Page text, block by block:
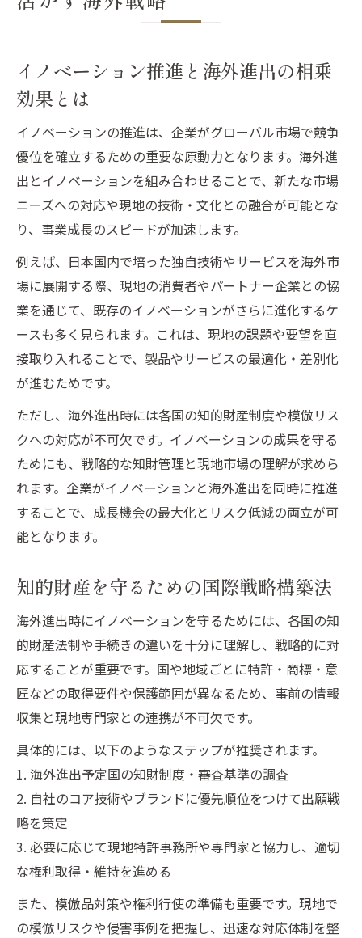
知的財産推進計画を活用した国際展開の秘訣
海外進出で役立つ知財推進計画の実践例
イノベーション促進のための知財活用戦略
グローバル展開に不可欠な知財推進手法
企業の海外進出で避けたい知的財産リスク
海外進出時に多い知的財産リスクの実態
イノベーションを守るリスク管理の要点
知的財産権国際問題事例から学ぶ対策法
模倣品対策と知的財産侵害リスクの最前線
知財リスクを回避する海外戦略の基本
海外進出なら知的財産戦略本部の活用が鍵
知的財産戦略本部の活用で海外進出を加速
知財戦略本部メンバーによる支援の実態
海外進出時に役立つ知財戦略本部の機能
イノベーション推進と戦略本部の連携方法
知的財産戦略本部の専門サポート活用法
知的財産権の国際取得がもたらす競争優位性
国際特許取得でイノベーションを守る方法
競争優位性を高める知財国際戦略の実際
海外進出時の知財権取得手続きの流れ
知的財産権取得が海外展開に与える影響
国際展開で求められるイノベーション保護の視
点
海外でのイノベーション保護の重要性再考
知的財産基本法を活かした国際保護戦略
現地法規制に対応した知財保護の工夫
海外進出とイノベーション保護の両立方法
イノベーション推進と海外進出の相乗
効果とは
イノベーションの推進は、企業がグローバル市場で競争
優位を確立するための重要な原動力となります。海外進
出とイノベーションを組み合わせることで、新たな市場
ニーズへの対応や現地の技術・文化との融合が可能とな
り、事業成長のスピードが加速します。
例えば、日本国内で培った独自技術やサービスを海外市
場に展開する際、現地の消費者やパートナー企業との協
業を通じて、既存のイノベーションがさらに進化するケ
ースも多く見られます。これは、現地の課題や要望を直
接取り入れることで、製品やサービスの最適化・差別化
が進むためです。
ただし、海外進出時には各国の知的財産制度や模倣リス
クへの対応が不可欠です。イノベーションの成果を守る
ためにも、戦略的な知財管理と現地市場の理解が求めら
れます。企業がイノベーションと海外進出を同時に推進
することで、成長機会の最大化とリスク低減の両立が可
能となります。
知的財産を守るための国際戦略構築法
海外進出時にイノベーションを守るためには、各国の知
的財産法制や手続きの違いを十分に理解し、戦略的に対
応することが重要です。国や地域ごとに特許・商標・意
匠などの取得要件や保護範囲が異なるため、事前の情報
収集と現地専門家との連携が不可欠です。
具体的には、以下のようなステップが推奨されます。
1. 海外進出予定国の知財制度・審査基準の調査
2. 自社のコア技術やブランドに優先順位をつけて出願戦
略を策定
3. 必要に応じて現地特許事務所や専門家と協力し、適切
な権利取得・維持を進める
また、模倣品対策や権利行使の準備も重要です。現地で
の模倣リスクや侵害事例を把握し、迅速な対応体制を整